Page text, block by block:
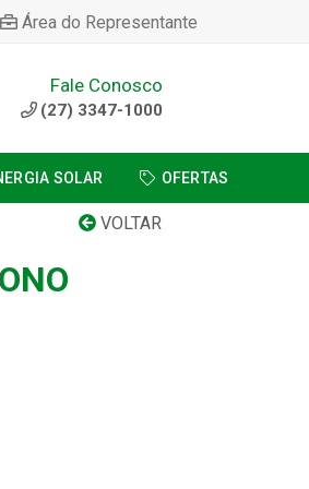
Área do Representante
Fale Conosco
(27) 3347-1000
SOLAR OFERTAS
VOLTAR